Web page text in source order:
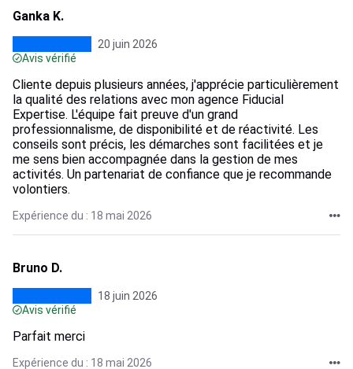
Ganka K.
20 juin 2026
Avis vérifié
Cliente depuis plusieurs années, j'apprécie particulièrement
la qualité des relations avec mon agence Fiducial
Expertise. L'équipe fait preuve d'un grand
professionnalisme, de disponibilité et de réactivité. Les
conseils sont précis, les démarches sont facilitées et je
me sens bien accompagnée dans la gestion de mes
activités. Un partenariat de confiance que je recommande
volontiers.
Expérience du : 18 mai 2026
Bruno D.
18 juin 2026
Avis vérifié
Parfait merci
Expérience du : 18 mai 2026